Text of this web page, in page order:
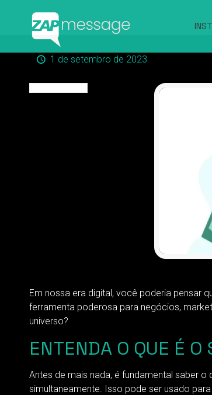
1 de setembro de 2023
Em nossa era digital, você poderia pensar
ferramenta poderosa para negócios,
universo?
ENTENDA O QUE É
Antes de mais nada, é fundamental saber
simultaneamente. Isso pode ser usado